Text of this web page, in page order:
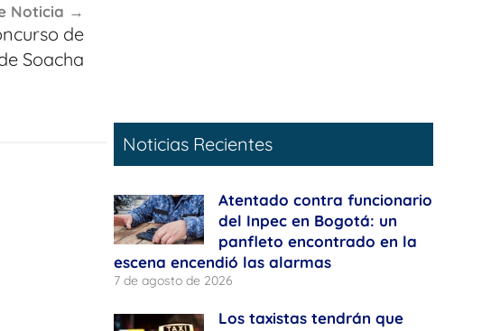
Noticia
de
Soacha
Noticias Recientes
Atentado contra funcionario
del Inpec en Bogotá: un
panfleto encontrado en la
escena encendió las alarmas
7 de agosto de 2026
Los taxistas tendrán que